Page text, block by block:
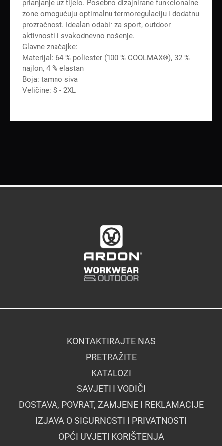
prianjanje uz tijelo. Posebno dizajnirane funkcionalne
zone omogućuju optimalnu termoregulaciju i dodatnu
prozračnost. Idealan odabir za sport, outdoor
aktivnosti i svakodnevno nošenje.
Glavne značajke:
Materijal: 64 % poliester (100 % COOLMAX®), 32 %
najlon, 4 % elastan
Boja: tamno siva
Veličine: S - 2XL
KONTAKTIRAJTE NAS
PRETRAŽITE
KATALOZI
SAVJETI I VODIČI
DOSTAVA, POVRAT, ZAMJENE I REKLAMACIJE
IZJAVA O SIGURNOSTI I PRIVATNOSTI
OPĆI UVJETI KORIŠTENJA